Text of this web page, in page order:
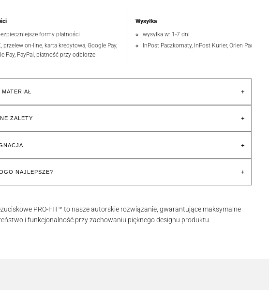
formy płatności
przelew on-line, karta kredytowa, Google Pay,
Pay, PayPal, płatność przy odbiorze
Wysyłka
wysyłka w: 1-7 dni
InPost Paczkomaty, InPost Kurier, Orlen Paczka
+
ZALETY +
+
NAJLEPSZE? +
PRO-FIT™ to nasze autorskie rozwiązanie, gwarantujące maksymalne
i funkcjonalność przy zachowaniu pięknego designu produktu.